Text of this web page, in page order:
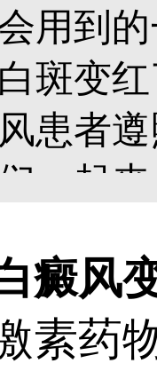
用到
斑变
患者
一起来
风
药